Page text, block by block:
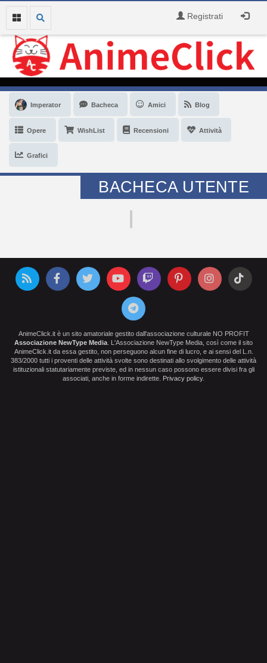
Registrati
Imperator Bacheca Amici Blog
Opere WishList Recensioni Attività
Grafici
BACHECA UTENTE
AnimeClick.it è un sito amatoriale gestito dall'associazione culturale NO PROFIT
Associazione NewType Media . L'Associazione NewType Media, così come il sito
AnimeClick.it da essa gestito, non perseguono alcun fine di lucro, e ai sensi del L.n.
383/2000 tutti i proventi delle attività svolte sono destinati allo svolgimento delle attività
istituzionali statutariamente previste, ed in nessun caso possono essere divisi fra gli
associati, anche in forme indirette. Privacy policy.